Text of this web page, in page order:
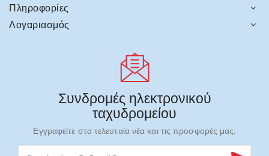
Πληροφορίες
Λογαριασμός
Συνδρομές ηλεκτρονικού
ταχυδρομείου
Εγγραφείτε στα τελευταία νέα και τις προσφορές μας.